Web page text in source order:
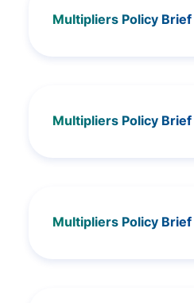
Multipliers Policy Brief
Multipliers Policy Brief
Multipliers Policy Brief